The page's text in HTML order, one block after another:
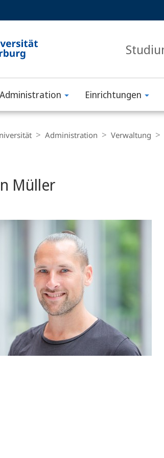
Administration Einrichtungen
Administration Verwaltung
Müller